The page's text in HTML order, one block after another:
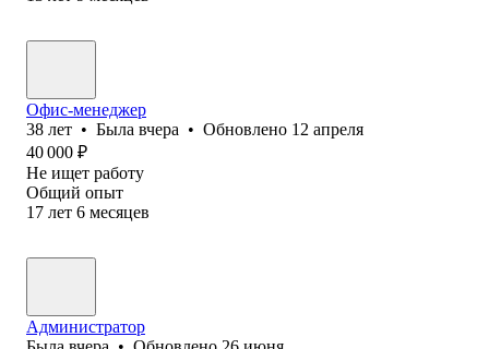
Офис-менеджер
38 лет • Была вчера • Обновлено 12 апреля
40 000 ₽
Не ищет работу
Общий опыт
17 лет 6 месяцев
Администратор